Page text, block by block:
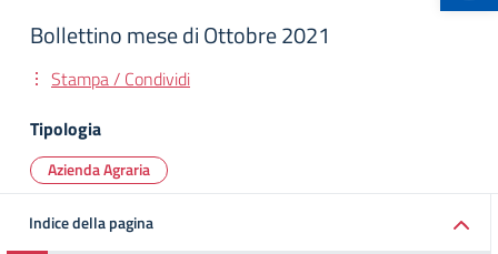
Bollettino mese di Ottobre 2021
Stampa / Condividi
Tipologia
Azienda Agraria
Indice della pagina